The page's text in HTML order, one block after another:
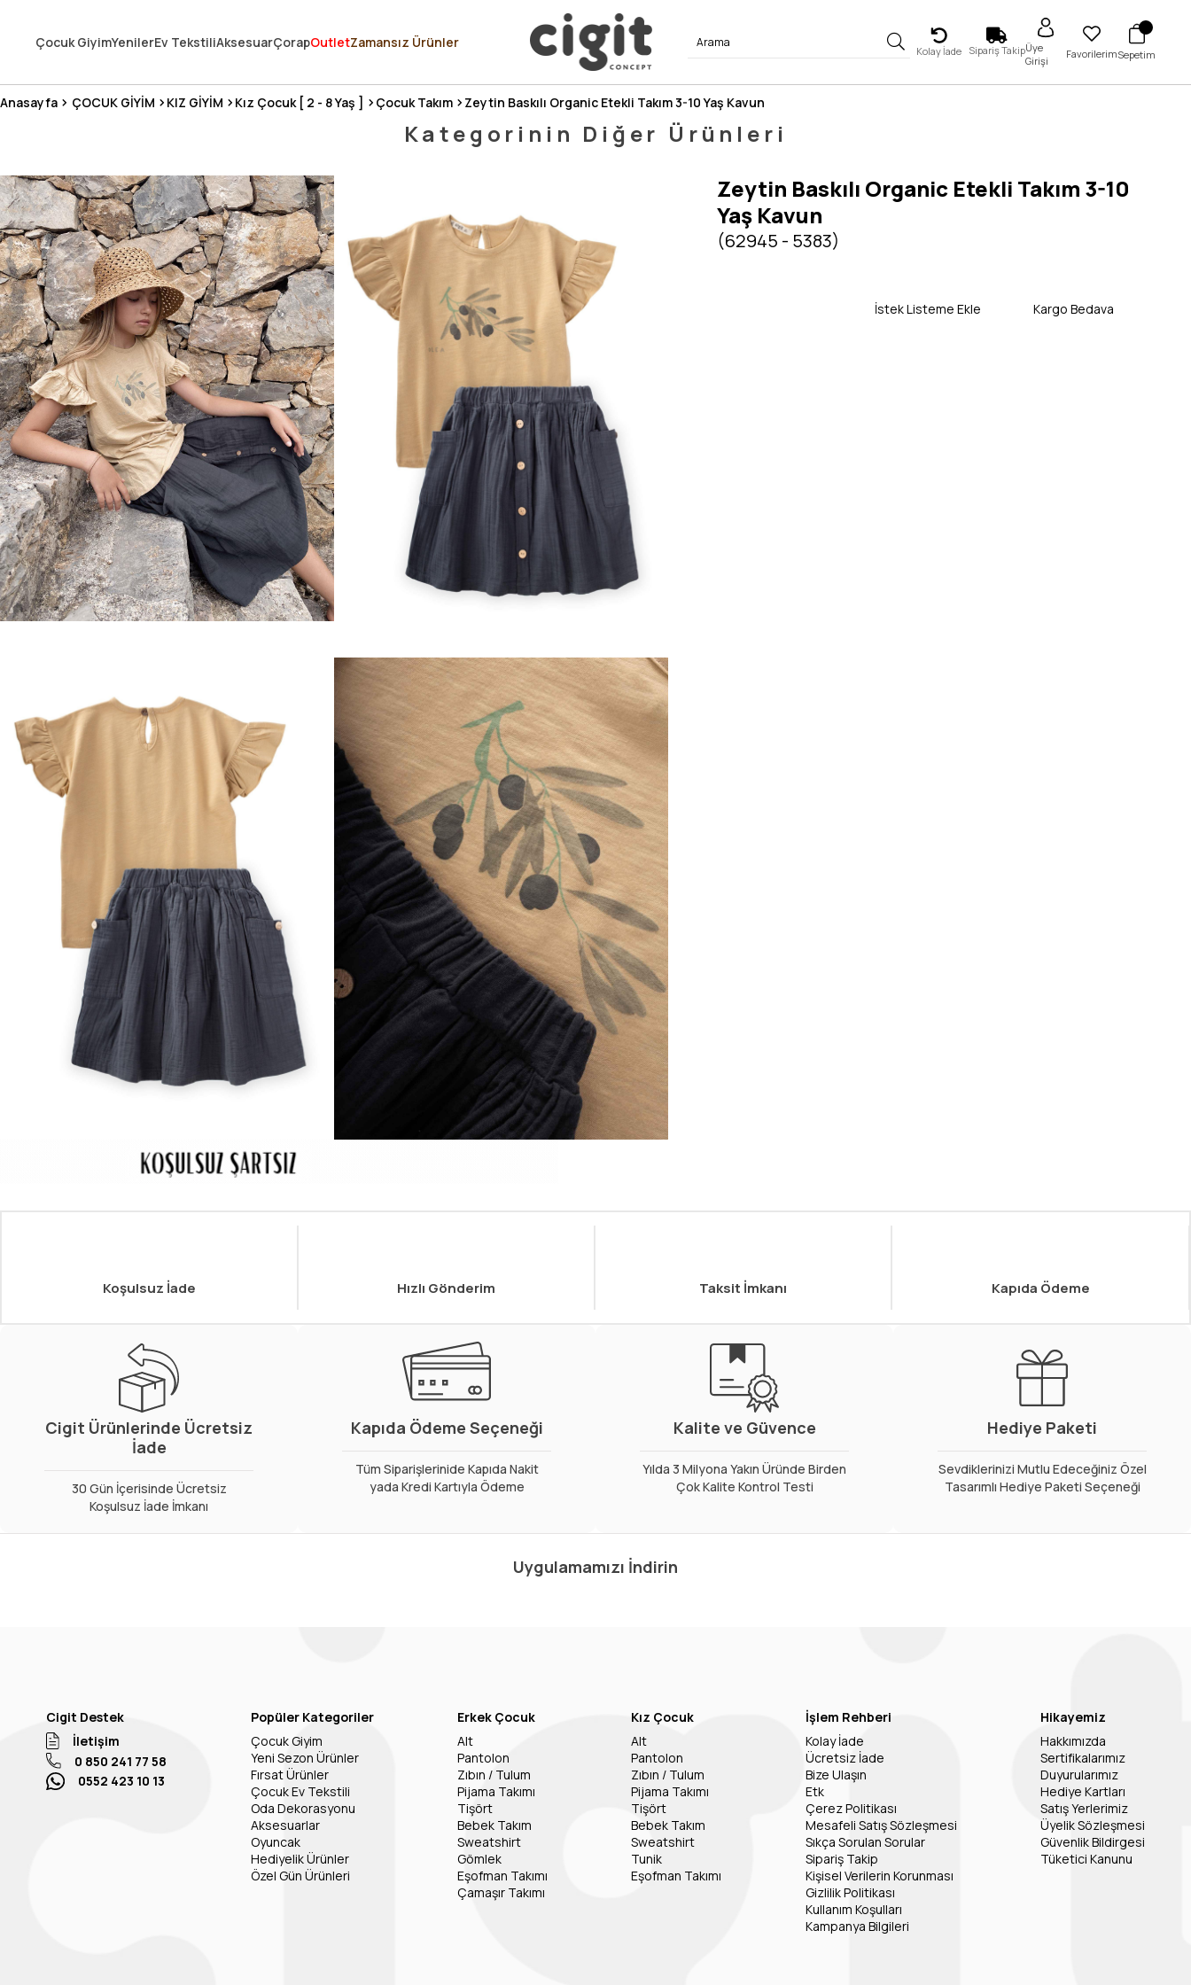
3 MİLYONDAN FAZLA MUTLU MÜŞTERİ ❤️ 10 MİLYON ÜRÜN
Çocuk GiyimYenilerEv TekstiliAksesuarÇorapOutletZamansız Ürünler
Kolay İade Sipariş TakipÜye
Girişi
FavorilerimSepetim
Anasayfa ÇOCUK GİYİM KIZ GİYİM Kız Çocuk [ 2 - 8 Yaş ] Çocuk Takım Zeytin Baskılı Organic Etekli Takım 3-10 Yaş Kavun
Kategorinin Diğer Ürünleri
Zeytin Baskılı Organic Etekli Takım 3-10
Yaş Kavun
(62945 - 5383)
İstek Listeme Ekle Kargo Bedava
Koşulsuz İade Hızlı Gönderim Taksit İmkanı Kapıda Ödeme
Cigit Ürünlerinde Ücretsiz
İade
30 Gün İçerisinde Ücretsiz
Koşulsuz İade İmkanı
Kapıda Ödeme Seçeneği
Tüm Siparişlerinide Kapıda Nakit
yada Kredi Kartıyla Ödeme
Kalite ve Güvence
Yılda 3 Milyona Yakın Üründe Birden
Çok Kalite Kontrol Testi
Hediye Paketi
Sevdiklerinizi Mutlu Edeceğiniz Özel
Tasarımlı Hediye Paketi Seçeneği
Uygulamamızı İndirin
Cigit Destek
İletişim
0 850 241 77 58
0552 423 10 13
Popüler Kategoriler
Çocuk Giyim
Yeni Sezon Ürünler
Fırsat Ürünler
Çocuk Ev Tekstili
Oda Dekorasyonu
Aksesuarlar
Oyuncak
Hediyelik Ürünler
Özel Gün Ürünleri
Erkek Çocuk
Alt
Pantolon
Zıbın / Tulum
Pijama Takımı
Tişört
Bebek Takım
Sweatshirt
Gömlek
Eşofman Takımı
Çamaşır Takımı
Kız Çocuk
Alt
Pantolon
Zıbın / Tulum
Pijama Takımı
Tişört
Bebek Takım
Sweatshirt
Tunik
Eşofman Takımı
İşlem Rehberi
Kolay İade
Ücretsiz İade
Bize Ulaşın
Etk
Çerez Politikası
Mesafeli Satış Sözleşmesi
Sıkça Sorulan Sorular
Sipariş Takip
Kişisel Verilerin Korunması
Gizlilik Politikası
Kullanım Koşulları
Kampanya Bilgileri
Hikayemiz
Hakkımızda
Sertifikalarımız
Duyurularımız
Hediye Kartları
Satış Yerlerimiz
Üyelik Sözleşmesi
Güvenlik Bildirgesi
Tüketici Kanunu